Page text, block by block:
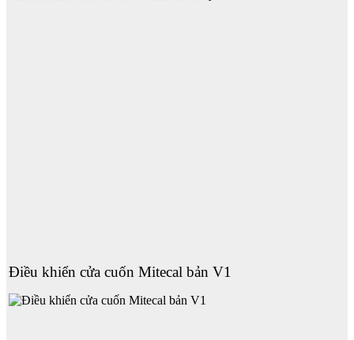
Điều khiển cửa cuốn Mitecal bản V1